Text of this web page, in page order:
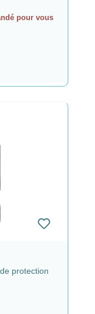
pour vous
protection